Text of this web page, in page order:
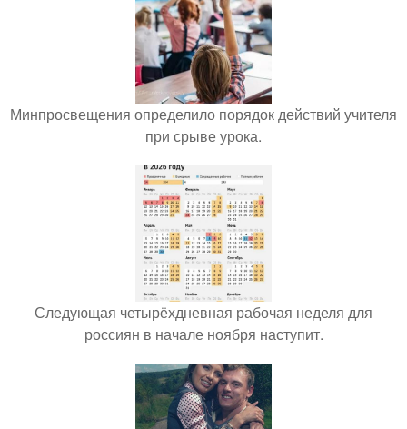
Минпросвещения определило порядок действий учителя
при срыве урока.
Следующая четырёхдневная рабочая неделя для
россиян в начале ноября наступит.